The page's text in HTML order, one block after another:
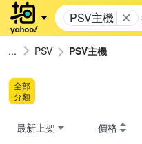
PSV主機
PSV PSV主機
全部
分類
最新上架 價格